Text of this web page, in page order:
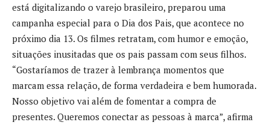
está digitalizando o varejo brasileiro, preparou uma
campanha especial para o Dia dos Pais, que acontece no
próximo dia 13. Os filmes retratam, com humor e emoção,
situações inusitadas que os pais passam com seus filhos.
“Gostaríamos de trazer à lembrança momentos que
marcam essa relação, de forma verdadeira e bem humorada.
Nosso objetivo vai além de fomentar a compra de
presentes. Queremos conectar as pessoas à marca”, afirma